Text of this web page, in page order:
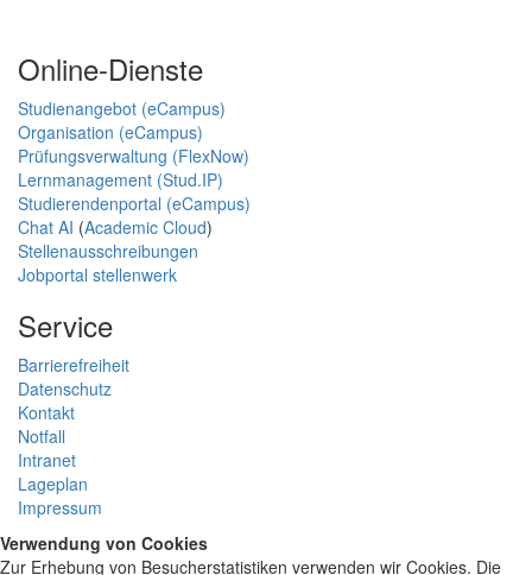
Online-Dienste
Studienangebot (eCampus)
Organisation (eCampus)
Prüfungsverwaltung (FlexNow)
Lernmanagement (Stud.IP)
Studierendenportal (eCampus)
Chat AI (Academic Cloud)
Stellenausschreibungen
Jobportal stellenwerk
Service
Barrierefreiheit
Datenschutz
Kontakt
Notfall
Intranet
Lageplan
Impressum
Verwendung von Cookies
Zur Erhebung von Besucherstatistiken verwenden wir Cookies. Die